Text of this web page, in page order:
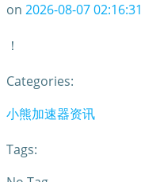
on 2026-08-07 02:16:31
！
Categories:
小熊加速器资讯
Tags: